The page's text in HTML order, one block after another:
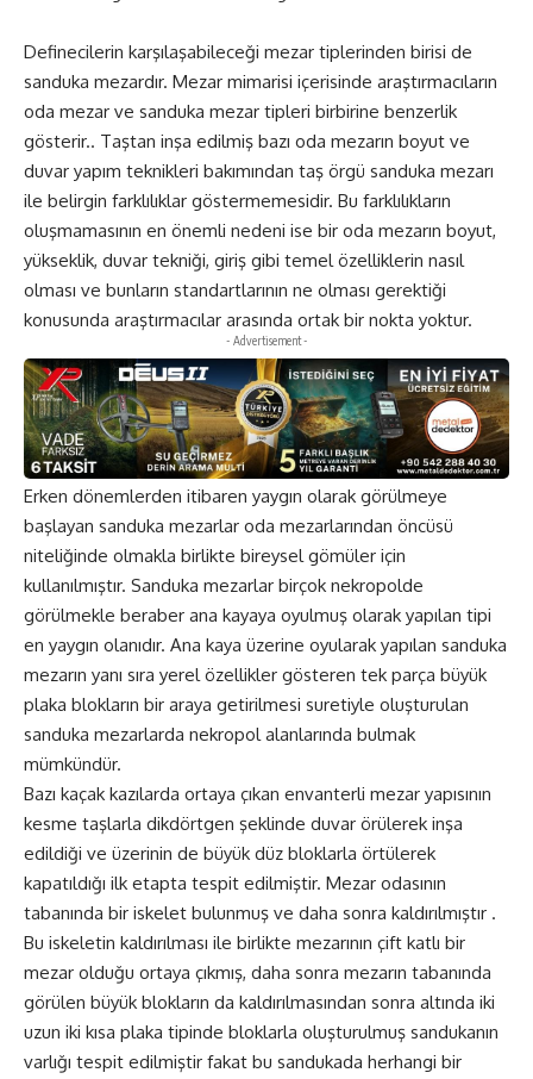
Definecilerin karşılaşabileceği mezar tiplerinden birisi de
sanduka mezardır. Mezar mimarisi içerisinde araştırmacıların
oda mezar ve sanduka mezar tipleri birbirine benzerlik
gösterir.. Taştan inşa edilmiş bazı oda mezarın boyut ve
duvar yapım teknikleri bakımından taş örgü sanduka mezarı
ile belirgin farklılıklar göstermemesidir. Bu farklılıkların
oluşmamasının en önemli nedeni ise bir oda mezarın boyut,
yükseklik, duvar tekniği, giriş gibi temel özelliklerin nasıl
olması ve bunların standartlarının ne olması gerektiği
konusunda araştırmacılar arasında ortak bir nokta yoktur.
- Advertisement -
Erken dönemlerden itibaren yaygın olarak görülmeye
başlayan sanduka mezarlar oda mezarlarından öncüsü
niteliğinde olmakla birlikte bireysel gömüler için
kullanılmıştır. Sanduka mezarlar birçok nekropolde
görülmekle beraber ana kayaya oyulmuş olarak yapılan tipi
en yaygın olanıdır. Ana kaya üzerine oyularak yapılan sanduka
mezarın yanı sıra yerel özellikler gösteren tek parça büyük
plaka blokların bir araya getirilmesi suretiyle oluşturulan
sanduka mezarlarda nekropol alanlarında bulmak
mümkündür.
Bazı kaçak kazılarda ortaya çıkan envanterli mezar yapısının
kesme taşlarla dikdörtgen şeklinde duvar örülerek inşa
edildiği ve üzerinin de büyük düz bloklarla örtülerek
kapatıldığı ilk etapta tespit edilmiştir. Mezar odasının
tabanında bir iskelet bulunmuş ve daha sonra kaldırılmıştır .
Bu iskeletin kaldırılması ile birlikte mezarının çift katlı bir
mezar olduğu ortaya çıkmış, daha sonra mezarın tabanında
görülen büyük blokların da kaldırılmasından sonra altında iki
uzun iki kısa plaka tipinde bloklarla oluşturulmuş sandukanın
varlığı tespit edilmiştir fakat bu sandukada herhangi bir